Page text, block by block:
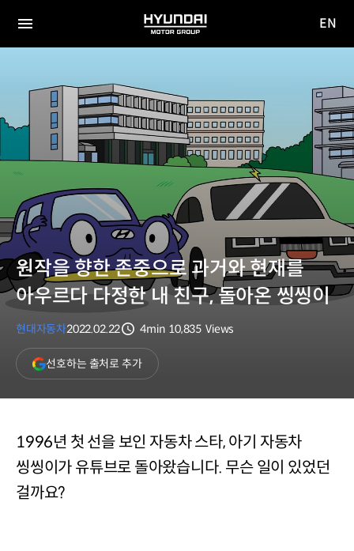
전체
HYUNDAI
MOTOR
EN
원작을 향한 존중으로 과거와 현재를
아우르다 다정한 내 친구, 돌아온 씽씽이
현대자동차2022.02.22
4min 10,835 Views
선호하는 출처로 추가(새
창
열림)
1996년 첫 선을 보인 자동차 스타, 아기 자동차
씽씽이가 유튜브로 돌아왔습니다. 무슨 일이 있었던
걸까요?